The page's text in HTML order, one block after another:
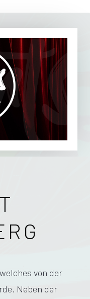
von der
Neben der